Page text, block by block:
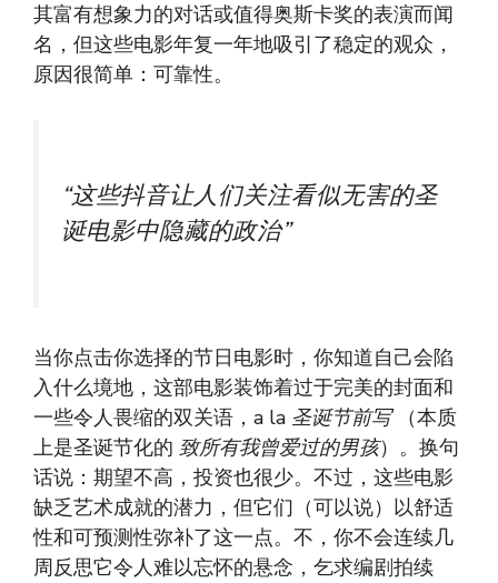
其富有想象力的对话或值得奥斯卡奖的表演而闻
名，但这些电影年复一年地吸引了稳定的观众，
原因很简单：可靠性。
“这些抖音让人们关注看似无害的圣
诞电影中隐藏的政治”
当你点击你选择的节日电影时，你知道自己会陷
入什么境地，这部电影装饰着过于完美的封面和
一些令人畏缩的双关语，a la 圣诞节前写（本质
上是圣诞节化的 致所有我曾爱过的男孩）。换句
话说：期望不高，投资也很少。不过，这些电影
缺乏艺术成就的潜力，但它们（可以说）以舒适
性和可预测性弥补了这一点。不，你不会连续几
周反思它令人难以忘怀的悬念，乞求编剧拍续